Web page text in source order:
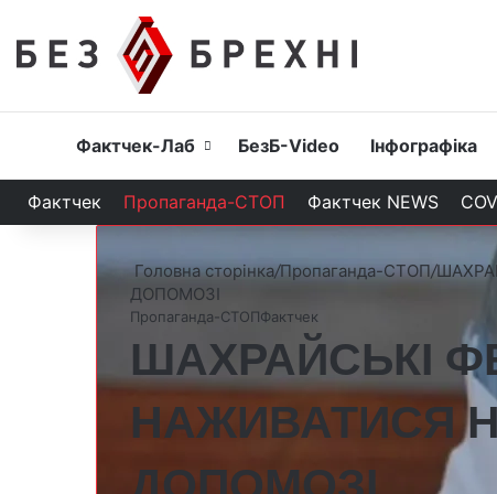
Головна
Фактчек-Лаб БезБ-Video Інфографіка
Фактчек Пропаганда-СТОП Фактчек NEWS
Головна сторінка/Пропаганда-СТОП/
ДОПОМОЗІ
Пропаганда-СТОПФактчек
ШАХРАЙСЬКІ
НАЖИВАТИСЯ